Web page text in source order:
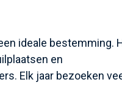
ideale bestemming.
en
Elk jaar bezoeken